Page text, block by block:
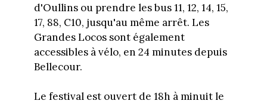
d'Oullins ou prendre les bus 11, 12, 14, 15,
17, 88, C10, jusqu'au même arrêt. Les
Grandes Locos sont également
accessibles à vélo, en 24 minutes depuis
Bellecour.
Le festival est ouvert de 18h à minuit le